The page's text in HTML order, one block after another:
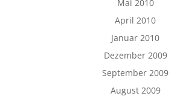
Mai 2010
April 2010
Januar 2010
Dezember 2009
September 2009
August 2009